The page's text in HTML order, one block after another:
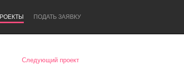
ПОДАТЬ ЗАЯВКУ
Следующий проект